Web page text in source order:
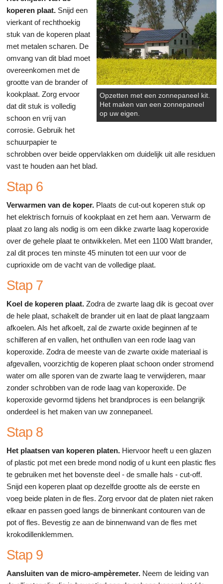
Opzetten met een zonnepaneel kit.
Het maken van een zonnepaneel
op uw eigen.
koperen plaat. Snijd een
vierkant of rechthoekig
stuk van de koperen plaat
met metalen scharen. De
omvang van dit blad moet
overeenkomen met de
grootte van de brander of
kookplaat. Zorg ervoor
dat dit stuk is volledig
schoon en vrij van
corrosie. Gebruik het
schuurpapier te
schrobben over beide oppervlakken om duidelijk uit alle residuen
vast te houden aan het blad.
Stap 6
Verwarmen van de koper. Plaats de cut-out koperen stuk op
het elektrisch fornuis of kookplaat en zet hem aan. Verwarm de
plaat zo lang als nodig is om een dikke zwarte laag koperoxide
over de gehele plaat te ontwikkelen. Met een 1100 Watt brander,
zal dit proces ten minste 45 minuten tot een uur voor de
cuprioxide om de vacht van de volledige plaat.
Stap 7
Koel de koperen plaat. Zodra de zwarte laag dik is gecoat over
de hele plaat, schakelt de brander uit en laat de plaat langzaam
afkoelen. Als het afkoelt, zal de zwarte oxide beginnen af te
schilferen af en vallen, het onthullen van een rode laag van
koperoxide. Zodra de meeste van de zwarte oxide materiaal is
afgevallen, voorzichtig de koperen plaat schoon onder stromend
water om alle sporen van de zwarte laag te verwijderen, maar
zonder schrobben van de rode laag van koperoxide. De
koperoxide gevormd tijdens het brandproces is een belangrijk
onderdeel is het maken van uw zonnepaneel.
Stap 8
Het plaatsen van koperen platen. Hiervoor heeft u een glazen
of plastic pot met een brede mond nodig of u kunt een plastic fles
te gebruiken met het bovenste deel - de smalle hals - cut-off.
Snijd een koperen plaat op dezelfde grootte als de eerste en
voeg beide platen in de fles. Zorg ervoor dat de platen niet raken
elkaar en passen goed langs de binnenkant contouren van de
pot of fles. Bevestig ze aan de binnenwand van de fles met
krokodillenklemmen.
Stap 9
Aansluiten van de micro-ampèremeter. Neem de leiding van